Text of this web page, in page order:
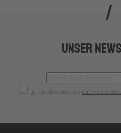
Unser
Ja, ich akzeptiere die